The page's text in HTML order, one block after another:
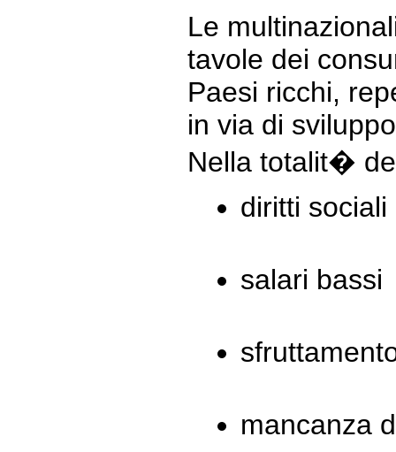
Le
tavole dei
Paesi ricchi,
in via di
Nella totalit�
diritti sociali
salari bassi
mancanza